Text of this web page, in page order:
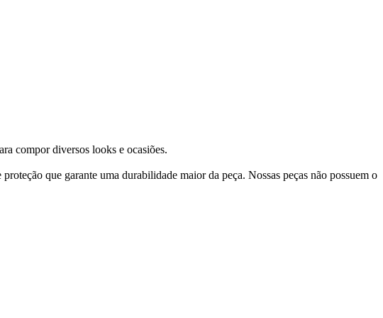
compor diversos looks e ocasiões.
que garante uma durabilidade maior da peça. Nossas peças não possuem o